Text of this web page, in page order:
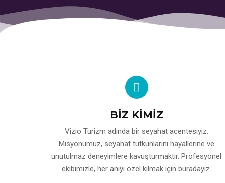
BİZ KİMİZ
Vizio Turizm adında bir seyahat acentesiyiz.
Misyonumuz, seyahat tutkunlarını hayallerine ve
unutulmaz deneyimlere kavuşturmaktır. Profesyonel
ekibimizle, her anıyı özel kılmak için buradayız.